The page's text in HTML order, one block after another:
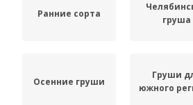
Ранние сорта
груша
Осенние груши
Груши
южного